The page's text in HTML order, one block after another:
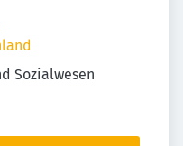
Sozialwesen